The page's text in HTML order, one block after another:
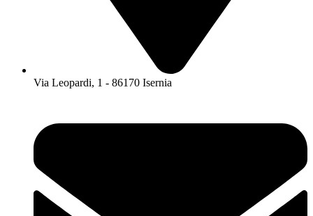
Via Leopardi, 1 - 86170 Isernia